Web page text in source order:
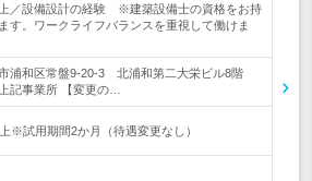
上／設備設計の経験 ※建築設備士の資格をお持
す。ワークライフバランスを重視して働けま
浦和区常盤9-20-3 北浦和第二大栄ビル8階
記事業所 【変更の…
※試用期間2か月（待遇変更なし）